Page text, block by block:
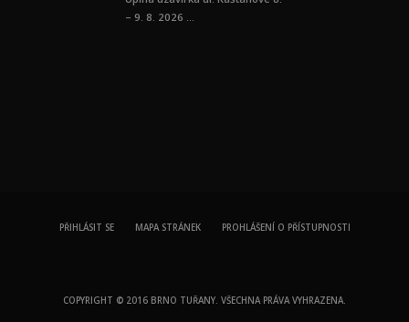
– 9. 8. 2026 ...
PŘIHLÁSIT SE MAPA STRÁNEK PROHLÁŠENÍ O PŘÍSTUPNOSTI
COPYRIGHT © 2016 BRNO TUŘANY. VŠECHNA PRÁVA VYHRAZENA.